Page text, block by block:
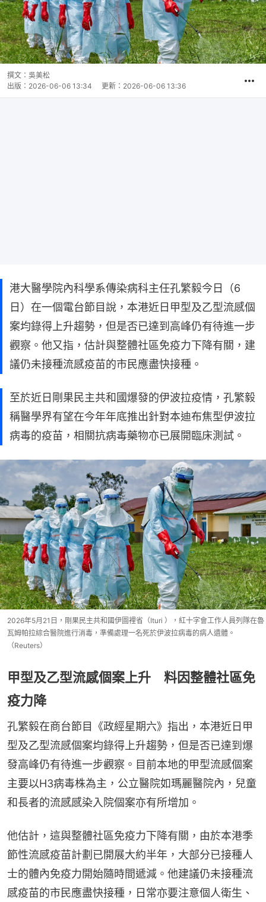
撰文： 吳美松
出版： 2026-06-06 13:34 更新： 2026-06-06 13:36
港大醫學院內科學系傳染病科主任孔繁毅今日（6
日）在一個電台節目說，本港近日甲型及乙型流感個
案均錄得上升趨勢，但是否已達到高峰仍有待進一步
觀察。他又指，估計與整體社區免疫力下降有關，建
議仍未接種流感疫苗的市民應盡快接種。
至於近日剛果民主共和國爆發的伊波拉疫情，孔繁毅
稱醫學界有望在今年年底推出針對本迪布焦型伊波拉
病毒的疫苗，相關抗病毒藥物亦已展開臨床測試。
2026年5月21日，剛果民主共和國伊圖裡省（Ituri ），紅十字會工作人員列隊在魯
瓦姆帕拉綜合醫院進行消毒，準備處理一名死於伊波拉病毒的病人遺體。
（Reuters）
甲型及乙型流感個案上升 料因整體社區免
疫力降
孔繁毅在商台節目《政經星期六》指出，本港近日甲
型及乙型流感個案均錄得上升趨勢，但是否已達到爆
發高峰仍有待進一步觀察。目前本地的甲型流感個案
主要以H3病毒株為主，公立醫院如瑪麗醫院內，兒童
和長者的流感感染入院個案亦有所增加。
他估計，這與整體社區免疫力下降有關，由於本港季
節性流感疫苗計劃已開展大約半年，大部分已接種人
士的體內免疫力開始隨時間遞減。他建議仍未接種流
感疫苗的市民應盡快接種，日常亦要注意個人衛生、